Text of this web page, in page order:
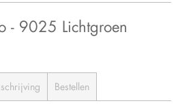
- 9025 Lichtgroen
Bestellen